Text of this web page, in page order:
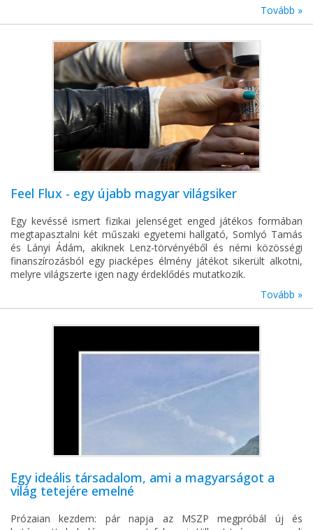
Tovább »
Feel Flux - egy újabb magyar világsiker
Egy kevéssé ismert fizikai jelenséget enged játékos formában
megtapasztalni két műszaki egyetemi hallgató, Somlyó Tamás
és Lányi Ádám, akiknek Lenz-törvényéből és némi közösségi
finanszírozásból egy piacképes élmény játékot sikerült alkotni,
melyre világszerte igen nagy érdeklődés mutatkozik.
Tovább »
Egy ideális társadalom, ami a magyarságot a
világ tetejére emelné
Prózaian kezdem: pár napja az MSZP megpróbál új és